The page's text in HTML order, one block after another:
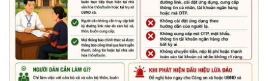
(14/05/2026)
Chương trình kỷ niệm 85 năm ngày thành lập Đội TNTP Hồ Chí
Minh (15/05/1941 – 15/05/2026) và kỷ niệm 136 năm ngày
sinh Chủ tịch Hồ Chí Minh (19/05/1890 – 19/05/2026).
(14/05/2026)